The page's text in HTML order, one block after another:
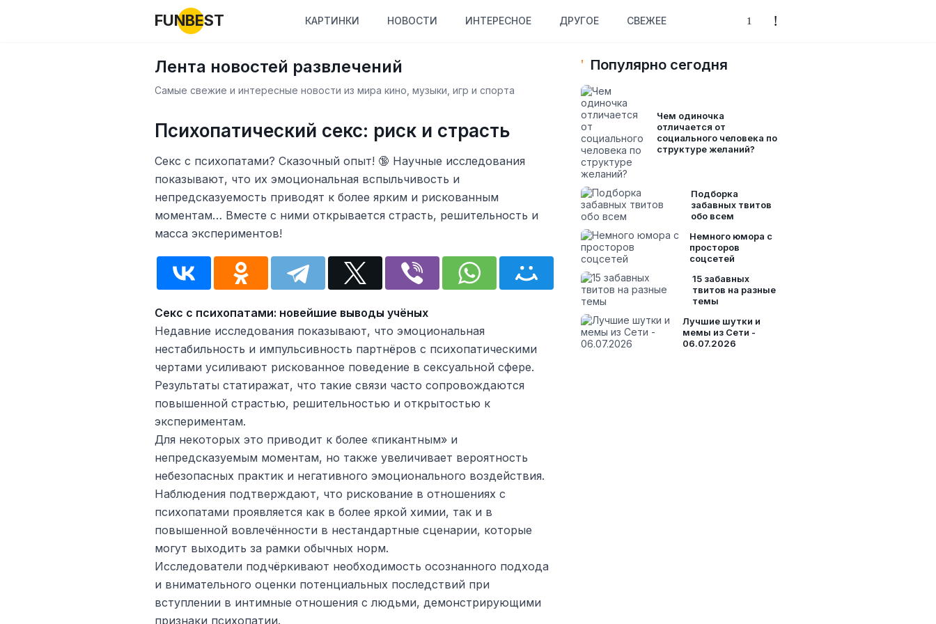
FUNBEST КАРТИНКИ НОВОСТИ ИНТЕРЕСНОЕ ДРУГОЕ СВЕЖЕЕ
Лента новостей развлечений
Самые свежие и интересные новости из мира кино, музыки, игр и спорта
Психопатический секс: риск и страсть
Секс с психопатами? Сказочный опыт! 🔞 Научные исследования
показывают, что их эмоциональная вспыльчивость и
непредсказуемость приводят к более ярким и рискованным
моментам… Вместе с ними открывается страсть, решительность и
масса экспериментов!
Секс с психопатами: новейшие выводы учёных
Недавние исследования показывают, что эмоциональная
нестабильность и импульсивность партнёров с психопатическими
чертами усиливают рискованное поведение в сексуальной сфере.
Результаты стати­ражат, что такие связи часто сопровождаются
повышенной страстью, решительностью и открытостью к
экспериментам.
Для некоторых это приводит к более «пикантным» и
непредсказуемым моментам, но также увеличивает вероятность
небезопасных практик и негативного эмоционального воздействия.
Наблюдения подтверждают, что рискование в отношениях с
психопатами проявляется как в более яркой химии, так и в
повышенной вовлечённости в нестандартные сценарии, которые
могут выходить за рамки обычных норм.
Исследователи подчёркивают необходимость осознанного подхода
и внимательного оценки потенциальных последствий при
вступлении в интимные отношения с людьми, демонстрирующими
признаки психопатии.
Популярно сегодня
Чем одиночка
отличается от
социального человека по
структуре желаний?
Подборка
забавных твитов
обо всем
Немного юмора с
просторов
соцсетей
15 забавных
твитов на разные
темы
Лучшие шутки и
мемы из Сети -
06.07.2026